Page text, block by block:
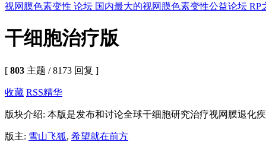
视网膜色素变性 论坛 国内最大的视网膜色素变性公益论坛 RP
干细胞治疗版
[ 803 主题 / 8173 回复 ]
收藏 RSS精华
版块介绍: 本版是发布和讨论全球干细胞研究治疗视网膜退化
版主: 雪山飞狐, 希望就在前方